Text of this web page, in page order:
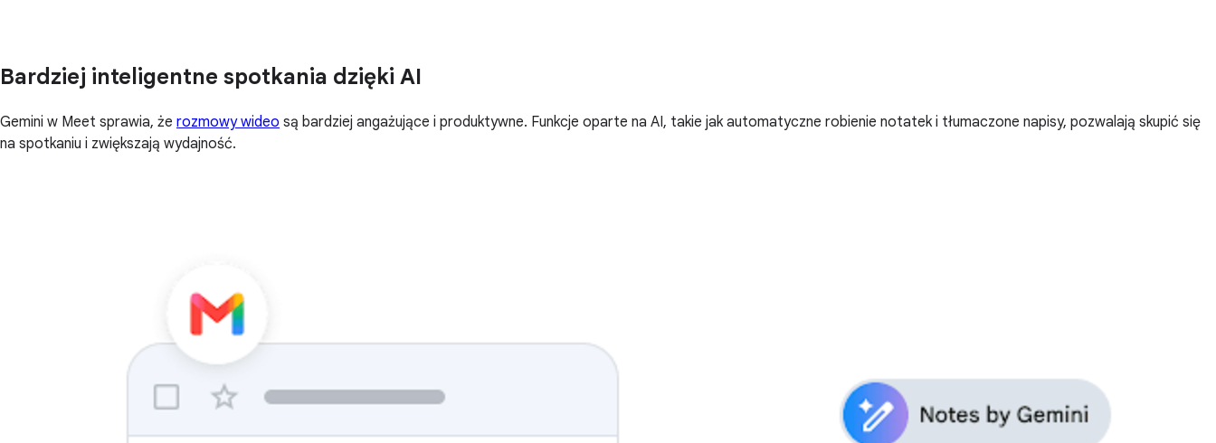
Bardziej inteligentne spotkania dzięki AI
Gemini w Meet sprawia, że rozmowy wideo są bardziej angażujące i produktywne. Funkcje oparte na AI, takie jak automatyczne robienie notatek i tłumaczone napisy, pozwalają skupić się
na spotkaniu i zwiększają wydajność.